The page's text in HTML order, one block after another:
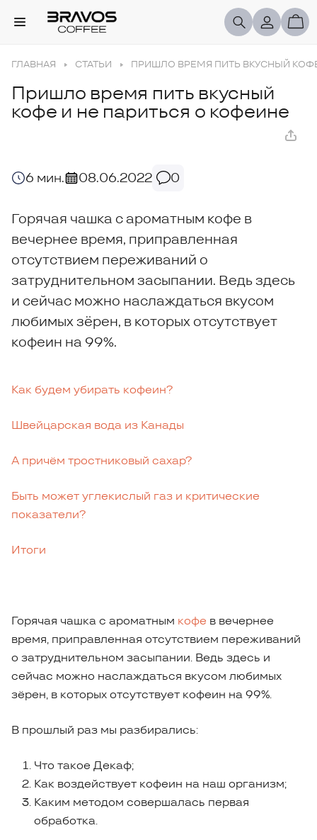
ГЛАВНАЯ СТАТЬИ ПРИШЛО ВРЕМЯ ПИТЬ ВКУСНЫЙ
Пришло время пить вкусный
кофе и не париться о кофеине
6 мин. 08.06.2022 0
Горячая чашка с ароматным кофе в
вечернее время, приправленная
отсутствием переживаний о
затруднительном засыпании. Ведь здесь
и сейчас можно наслаждаться вкусом
любимых зёрен, в которых отсутствует
кофеин на 99%.
Как будем убирать кофеин?
Швейцарская вода из Канады
А причём тростниковый сахар?
Быть может углекислый газ и критические
показатели?
Итоги
Горячая чашка с ароматным кофе в вечернее
время, приправленная отсутствием переживаний
о затруднительном засыпании. Ведь здесь и
сейчас можно наслаждаться вкусом любимых
зёрен, в которых отсутствует кофеин на 99%.
В прошлый раз мы разбирались:
Что такое Декаф;
Как воздействует кофеин на наш организм;
Каким методом совершалась первая
обработка.